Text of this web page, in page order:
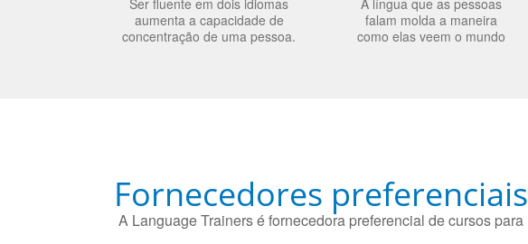
Ser fluente em dois idiomas
aumenta a capacidade de
concentração de uma pessoa.
A língua que as pessoas
falam molda a maneira
como elas veem o mundo
Fornecedores preferenciais
A Language Trainers é fornecedora preferencial de cursos para